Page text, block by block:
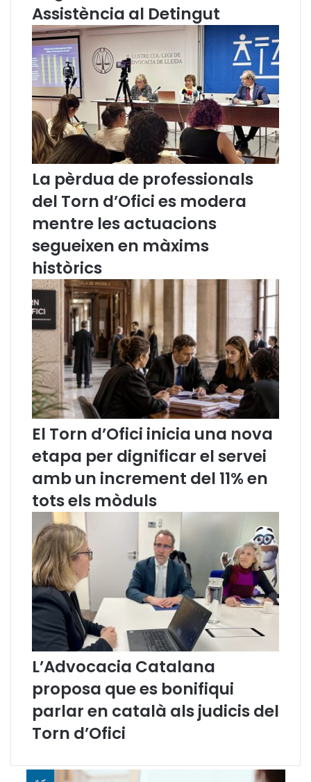
r
n
d
’
O
f
i
c
i
e
s
m
d
e
a
m
e
n
t
r
e
s
a
c
u
a
o
n
s
s
e
g
u
e
i
x
e
e
n
à
x
C
a
a
à
.
C
u
r
s
c
m
p
e
Assistència al Detingut
La pèrdua de professionals
del Torn d’Ofici es modera
mentre les actuacions
segueixen en màxims
històrics
El Torn d’Ofici inicia una nova
etapa per dignificar el servei
amb un increment del 11% en
tots els mòduls
L’Advocacia Catalana
proposa que es bonifiqui
parlar en català als judicis del
Torn d’Ofici